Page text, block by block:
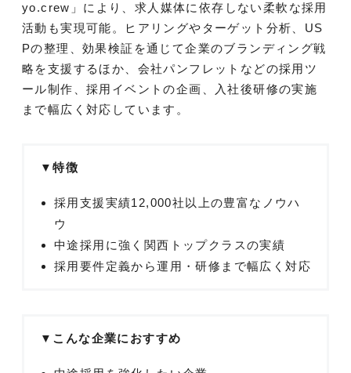
yo.crew」により、求人媒体に依存しない柔軟な採用
活動も実現可能。ヒアリングやターゲット分析、US
Pの整理、効果検証を通じて企業のブランディング戦
略を支援するほか、会社パンフレットなどの採用ツ
ール制作、採用イベントの企画、入社後研修の実施
まで幅広く対応しています。
▼特徴
採用支援実績12,000社以上の豊富なノウハ
ウ
中途採用に強く関西トップクラスの実績
採用要件定義から運用・研修まで幅広く対応
▼こんな企業におすすめ